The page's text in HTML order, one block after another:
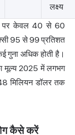
लक्ष्य
पर केवल 40 से 60
95 से 99 प्रतिशत
गुना अधिक होती है।
मूल्य2025 में लगभग
मिलियन डॉलर तक
कैसे करें